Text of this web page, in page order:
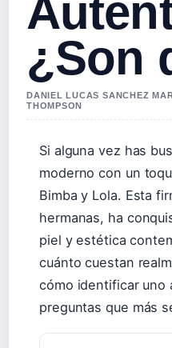
¿Son
DANIEL LUCAS SANCHEZ
THOMPSON
Si alguna vez has
moderno con un
Bimba y Lola. Esta
hermanas, ha
piel y estética
cuánto cuestan
cómo identificar uno
preguntas que más